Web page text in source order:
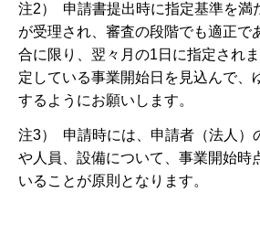
注2） 申請書提出時に指定基準を満
が受理され、審査の段階でも適正で
合に限り、翌々月の1日に指定され
定している事業開始日を見込んで、
するようにお願いします。
注3） 申請時には、申請者（法人）
や人員、設備について、事業開始時
いることが原則となります。